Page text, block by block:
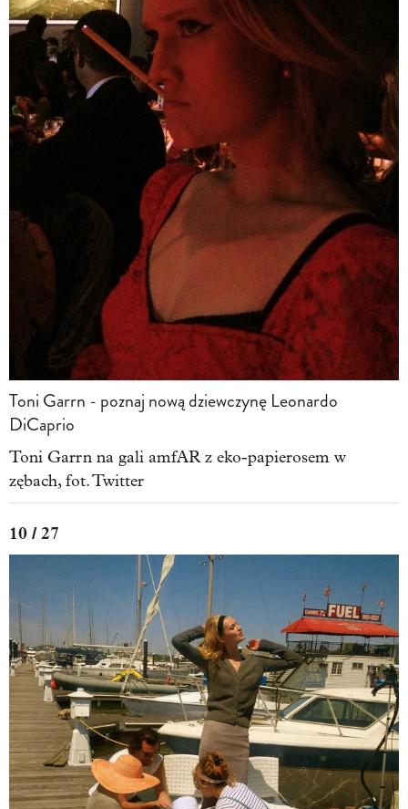
Toni Garrn - poznaj nową dziewczynę Leonardo
DiCaprio
Toni Garrn na gali amfAR z eko-papierosem w
zębach, fot. Twitter
10 / 27